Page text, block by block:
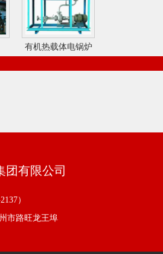
有机热载体电锅炉
团有限公司
）
市路旺龙王埠